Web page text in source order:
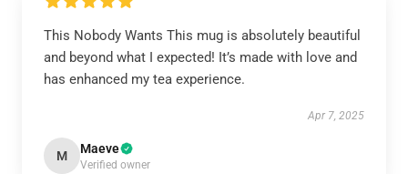
This Nobody Wants This mug is absolutely beautiful
and beyond what I expected! It’s made with love and
has enhanced my tea experience.
Apr 7, 2025
M Maeve
Verified owner